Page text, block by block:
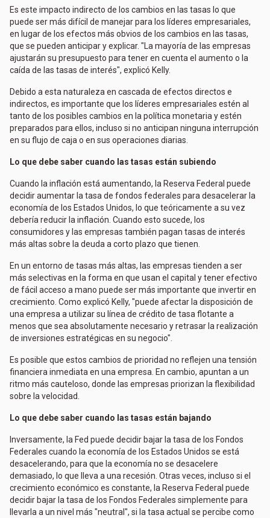
Es este impacto indirecto de los cambios en las tasas lo que
puede ser más difícil de manejar para los líderes empresariales,
en lugar de los efectos más obvios de los cambios en las tasas,
que se pueden anticipar y explicar. "La mayoría de las empresas
ajustarán su presupuesto para tener en cuenta el aumento o la
caída de las tasas de interés", explicó Kelly.
Debido a esta naturaleza en cascada de efectos directos e
indirectos, es importante que los líderes empresariales estén al
tanto de los posibles cambios en la política monetaria y estén
preparados para ellos, incluso si no anticipan ninguna interrupción
en su flujo de caja o en sus operaciones diarias.
Lo que debe saber cuando las tasas están subiendo
Cuando la inflación está aumentando, la Reserva Federal puede
decidir aumentar la tasa de fondos federales para desacelerar la
economía de los Estados Unidos, lo que teóricamente a su vez
debería reducir la inflación. Cuando esto sucede, los
consumidores y las empresas también pagan tasas de interés
más altas sobre la deuda a corto plazo que tienen.
En un entorno de tasas más altas, las empresas tienden a ser
más selectivas en la forma en que usan el capital y tener efectivo
de fácil acceso a mano puede ser más importante que invertir en
crecimiento. Como explicó Kelly, "puede afectar la disposición de
una empresa a utilizar su línea de crédito de tasa flotante a
menos que sea absolutamente necesario y retrasar la realización
de inversiones estratégicas en su negocio".
Es posible que estos cambios de prioridad no reflejen una tensión
financiera inmediata en una empresa. En cambio, apuntan a un
ritmo más cauteloso, donde las empresas priorizan la flexibilidad
sobre la velocidad.
Lo que debe saber cuando las tasas están bajando
Inversamente, la Fed puede decidir bajar la tasa de los Fondos
Federales cuando la economía de los Estados Unidos se está
desacelerando, para que la economía no se desacelere
demasiado, lo que lleva a una recesión. Otras veces, incluso si el
crecimiento económico es constante, la Reserva Federal puede
decidir bajar la tasa de los Fondos Federales simplemente para
llevarla a un nivel más "neutral", si la tasa actual se percibe como